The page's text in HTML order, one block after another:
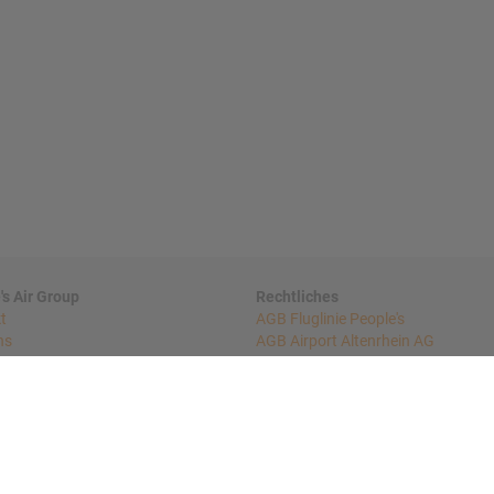
Air Group
Rechtliches
AGB Fluglinie People's
AGB Airport Altenrhein AG